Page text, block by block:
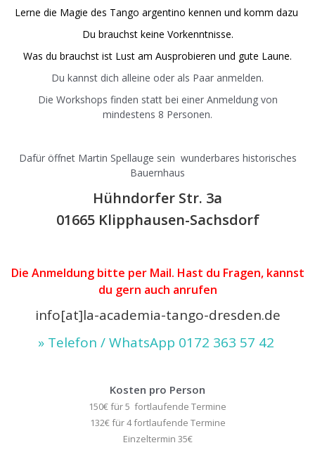
Lerne die Magie des Tango argentino kennen und komm dazu
Du brauchst keine Vorkenntnisse.
Was du brauchst ist Lust am Ausprobieren und gute Laune.
Du kannst dich alleine oder als Paar anmelden.
Die Workshops finden statt bei einer Anmeldung von
mindestens 8 Personen.
Dafür öffnet Martin Spellauge sein wunderbares historisches
Bauernhaus
Hühndorfer Str. 3a
01665 Klipphausen-Sachsdorf
Die Anmeldung bitte per Mail. Hast du Fragen, kannst
du gern auch anrufen
info[at]la-academia-tango-dresden.de
» Telefon / WhatsApp 0172 363 57 42
Kosten pro Person
150€ für 5 fortlaufende Termine
132€ für 4 fortlaufende Termine
Einzeltermin 35€